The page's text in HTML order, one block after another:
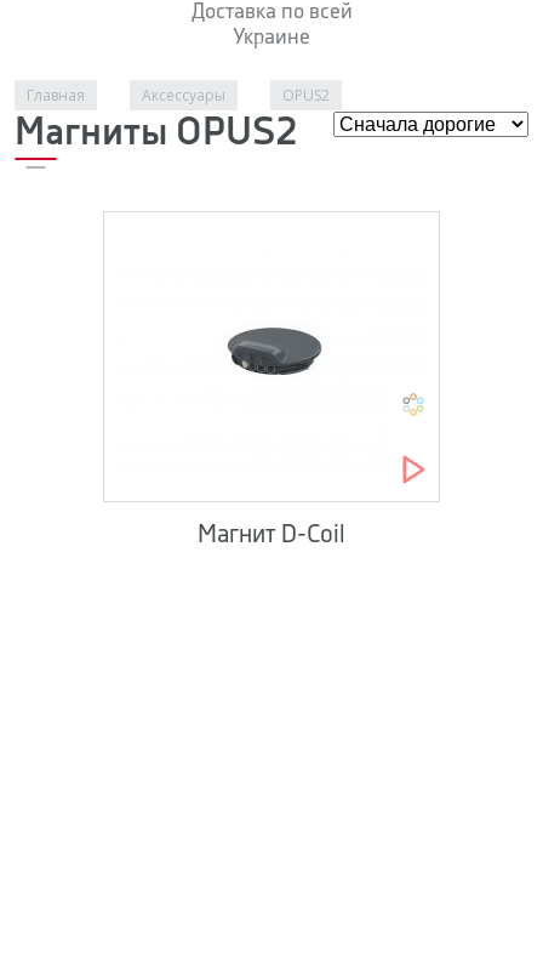
Доставка по всей
Украине
Вы здесь
Главная Аксессуары OPUS2
Магниты OPUS2
Магнит D-Coil